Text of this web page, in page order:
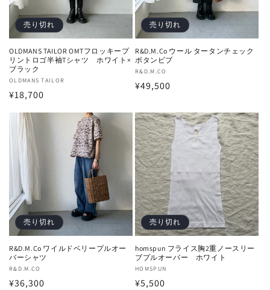
売り切れ
OLDMANS TAILOR OMTフロッキープ
リントロゴ半袖Tシャツ ホワイト×
ブラック
販
売
OLDMANS TAILOR
通
格
¥18,700
売り切れ
R&D.M.Co ウール タータンチェック
ボタンビブ
販
売
R&D.M.CO
通
価
格
¥49,500
売り切れ
R&D.M.Co ワイルドベリープルオー
バーシャツ
販
売
R&D.M.CO
通
¥36,300
売り切れ
homspun フライス胸2重ノースリー
ブプルオーバー ホワイト
販
売
HOMSPUN
通
¥5,500